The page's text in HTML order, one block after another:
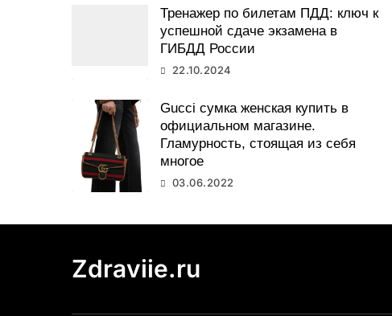
Тренажер по билетам ПДД: ключ к
успешной сдаче экзамена в
ГИБДД России
22.10.2024
Gucci сумка женская купить в
официальном магазине.
Гламурность, стоящая из себя
многое
03.06.2022
Zdraviie.ru